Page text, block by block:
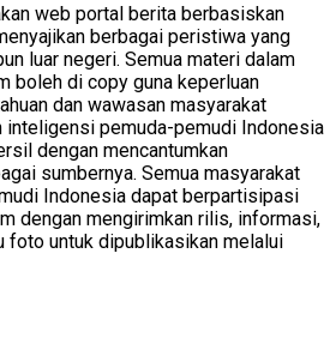
web portal berita berbasiskan
berbagai peristiwa yang
luar negeri. Semua materi dalam
boleh di copy guna keperluan
dan wawasan masyarakat
inteligensi pemuda-pemudi Indonesia
dengan mencantumkan
sumbernya. Semua masyarakat
Indonesia dapat berpartisipasi
dengan mengirimkan rilis, informasi,
foto untuk dipublikasikan melalui